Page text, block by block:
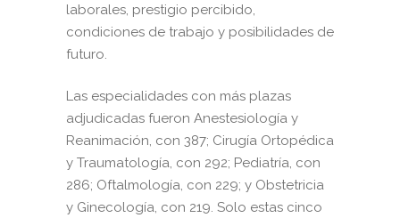
laborales, prestigio percibido,
condiciones de trabajo y posibilidades de
futuro.
Las especialidades con más plazas
adjudicadas fueron Anestesiología y
Reanimación, con 387; Cirugía Ortopédica
y Traumatología, con 292; Pediatría, con
286; Oftalmología, con 229; y Obstetricia
y Ginecología, con 219. Solo estas cinco